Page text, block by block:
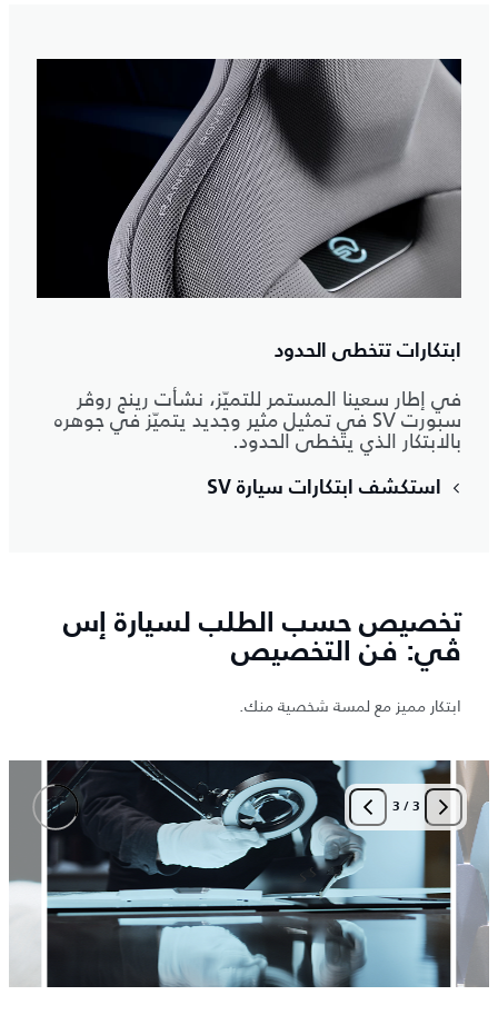
ابتكارات تتخطى الحدود
في إطار سعينا المستمر للتميّز، نشأت رينج روڤر
سبورت SV في تمثيل مثير وجديد يتميّز في جوهره
بالابتكار الذي يتخطى الحدود.
استكشف ابتكارات سيارة SV
تخصيص حسب الطلب لسيارة إس
ڤي: فن التخصيص
ابتكار مميز مع لمسة شخصية منك.
3
/
3